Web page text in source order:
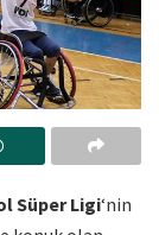
Süper Ligi‘nin